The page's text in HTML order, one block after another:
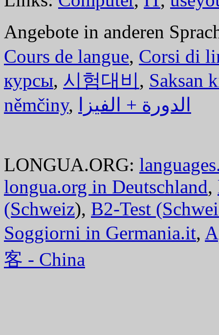
Angebote in anderen
Cours de langue, Corsi di
курсы, 시험대비, Saksan
němčiny, الدورة + الفيزا
LONGUA.ORG:
longua.org in Deutschland,
(Schweiz), B2-Test
Soggiorni in Germania.it,
客 - China